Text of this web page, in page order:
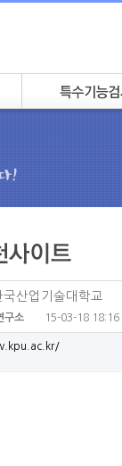
산업기술대학교
구소 15-03-18 18:16